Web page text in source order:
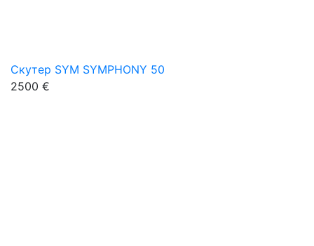
Скутер SYM SYMPHONY 50
2500 €